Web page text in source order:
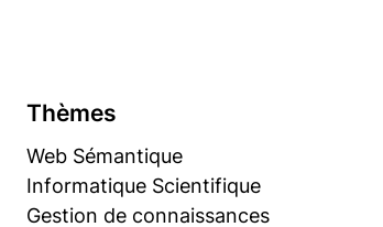
Thèmes
Web Sémantique
Informatique Scientifique
Gestion de connaissances